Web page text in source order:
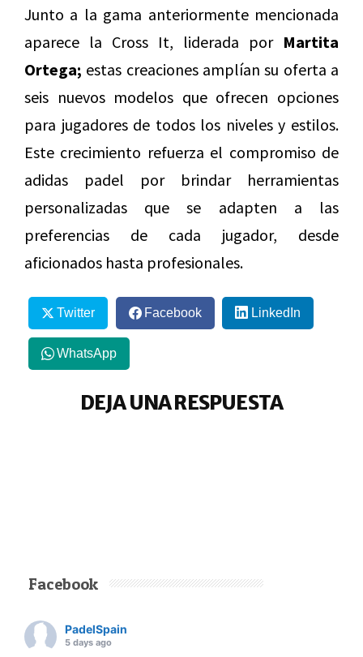
Junto a la gama anteriormente mencionada
aparece la Cross It, liderada por Martita
Ortega; estas creaciones amplían su oferta a
seis nuevos modelos que ofrecen opciones
para jugadores de todos los niveles y estilos.
Este crecimiento refuerza el compromiso de
adidas padel por brindar herramientas
personalizadas que se adapten a las
preferencias de cada jugador, desde
aficionados hasta profesionales.
Twitter Facebook LinkedIn
WhatsApp
DEJA UNA RESPUESTA
Facebook
PadelSpain
5 days ago